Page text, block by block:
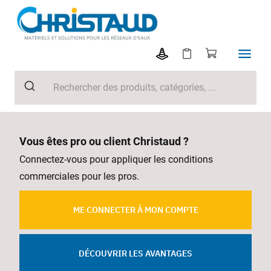
Vous êtes pro ou client Christaud ?
Connectez-vous pour appliquer les conditions
commerciales pour les pros.
ME CONNECTER À MON COMPTE
DÉCOUVRIR LES AVANTAGES